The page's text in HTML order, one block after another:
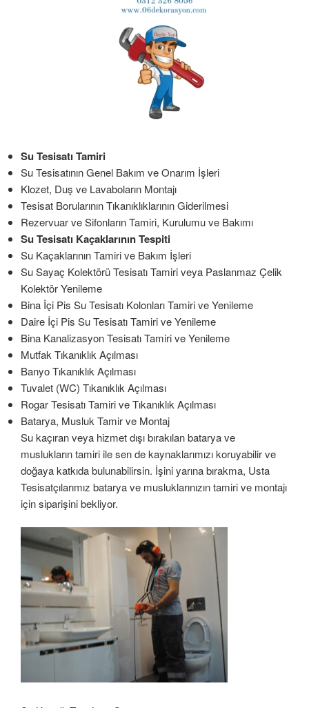
Su Tesisatı Tamiri
Su Tesisatının Genel Bakım ve Onarım İşleri
Klozet, Duş ve Lavaboların Montajı
Tesisat Borularının Tıkanıklıklarının Giderilmesi
Rezervuar ve Sifonların Tamiri, Kurulumu ve Bakımı
Su Tesisatı Kaçaklarının Tespiti
Su Kaçaklarının Tamiri ve Bakım İşleri
Su Sayaç Kolektörü Tesisatı Tamiri veya Paslanmaz Çelik
Kolektör Yenileme
Bina İçi Pis Su Tesisatı Kolonları Tamiri ve Yenileme
Daire İçi Pis Su Tesisatı Tamiri ve Yenileme
Bina Kanalizasyon Tesisatı Tamiri ve Yenileme
Mutfak Tıkanıklık Açılması
Banyo Tıkanıklık Açılması
Tuvalet (WC) Tıkanıklık Açılması
Rogar Tesisatı Tamiri ve Tıkanıklık Açılması
Batarya, Musluk Tamir ve Montaj
Su kaçıran veya hizmet dışı bırakılan batarya ve
muslukların tamiri ile sen de kaynaklarımızı koruyabilir ve
doğaya katkıda bulunabilirsin. İşini yarına bırakma, Usta
Tesisatçılarımız batarya ve musluklarınızın tamiri ve montajı
için siparişini bekliyor.